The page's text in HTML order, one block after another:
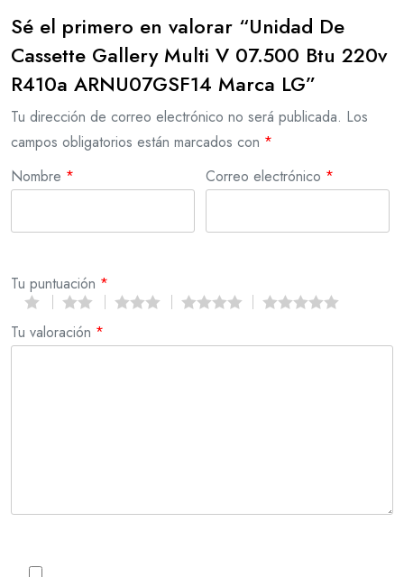
Sé el primero en valorar “Unidad De
Cassette Gallery Multi V 07.500 Btu 220v
R410a ARNU07GSF14 Marca LG”
Tu dirección de correo electrónico no será publicada. Los
campos obligatorios están marcados con *
Nombre * Correo electrónico *
Tu puntuación *
Tu valoración *